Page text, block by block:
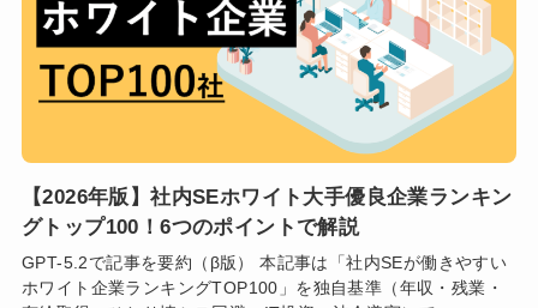
【2026年版】社内SEホワイト大手優良企業ランキン
グトップ100！6つのポイントで解説
GPT-5.2で記事を要約（β版） 本記事は「社内SEが働きやすい
ホワイト企業ランキングTOP100」を独自基準（年収・残業・